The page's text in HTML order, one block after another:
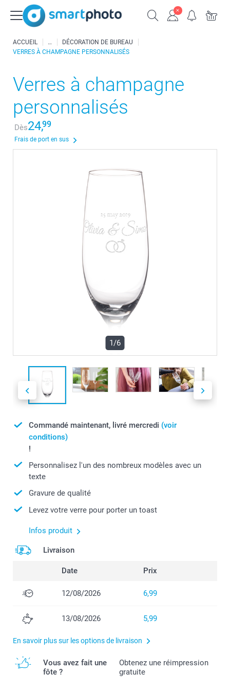
ACCUEIL
DÉCORATION DE BUREAU
VERRES À CHAMPAGNE PERSONNALISÉS
Verres à champagne
personnalisés
Dès24,99
Frais de port en sus
1/6
Commandé maintenant, livré mercredi (voir
conditions)
!
Personnalisez l'un des nombreux modèles avec un
texte
Gravure de qualité
Levez votre verre pour porter un toast
Infos produit
Livraison
Date Prix
12/08/2026 6,99
13/08/2026 5,99
En savoir plus sur les options de livraison
Vous avez fait une
fôte ?
Obtenez une réimpression
gratuite